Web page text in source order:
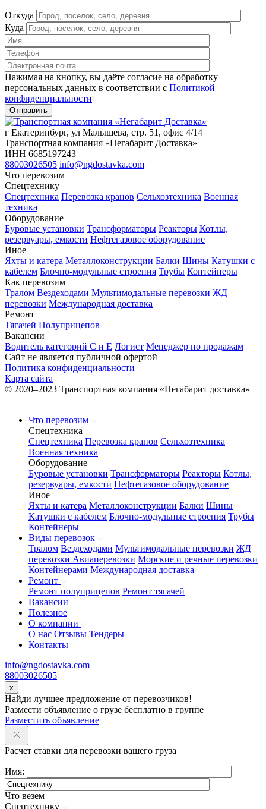
Откуда
Куда
Нажимая на кнопку, вы даёте согласие на обработку
персональных данных в соответствии c Политикой
конфиденциальности
г Екатеринбург, ул Малышева, стр. 51, офис 4/14
Транспортная компания «Негабарит Доставка»
ИНН 6685197243
88003026505 info@ngdostavka.com
Что перевозим
Спецтехнику
Спецтехника Перевозка кранов Сельхозтехника Военная
техника
Оборудование
Буровые установки Трансформаторы Реакторы Котлы,
резервуары, емкости Нефтегазовое оборудование
Иное
Яхты и катера Металлоконструкции Балки Шины Катушки с
кабелем Блочно-модульные строения Трубы Контейнеры
Как перевозим
Тралом Вездеходами Мультимодальные перевозки ЖД
перевозки Международная доставка
Ремонт
Тягачей Полуприцепов
Вакансии
Водитель категорий С и Е Логист Менеджер по продажам
Сайт не является публичной офертой
Политика конфиденциальности
Карта сайта
© 2020–2023 Транспортная компания «Негабарит доставка»
Что перевозим
Спецтехника
Спецтехника Перевозка кранов Сельхозтехника
Военная техника
Оборудование
Буровые установки Трансформаторы Реакторы Котлы,
резервуары, емкости Нефтегазовое оборудование
Иное
Яхты и катера Металлоконструкции Балки Шины
Катушки с кабелем Блочно-модульные строения Трубы
Контейнеры
Виды перевозок
Тралом Вездеходами Мультимодальные перевозки ЖД
перевозки Авиаперевозки Морские и речные перевозки
Контейнерами Международная доставка
Ремонт
Ремонт полуприцепов Ремонт тягачей
Вакансии
Полезное
О компании
О нас Отзывы Тендеры
Контакты
info@ngdostavka.com
88003026505
x
Найди лучшее предложение от перевозчиков!
Размести объявление о грузе бесплатно в группе
Разместить объявление
Расчет ставки для перевозки вашего груза
Имя:
Что везем
Спецтехнику